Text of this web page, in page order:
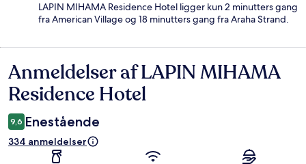
LAPIN MIHAMA Residence Hotel ligger kun 2 minutters gang
fra American Village og 18 minutters gang fra Araha Strand.
Anmeldelser
Anmeldelser af LAPIN MIHAMA
Residence Hotel
9,6 Enestående
334 anmeldelser